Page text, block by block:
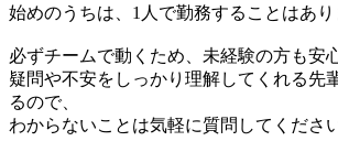
始めのうちは、1人で勤務することはあり
必ずチームで動くため、未経験の方も安
疑問や不安をしっかり理解してくれる先
るので、
わからないことは気軽に質問してくださ